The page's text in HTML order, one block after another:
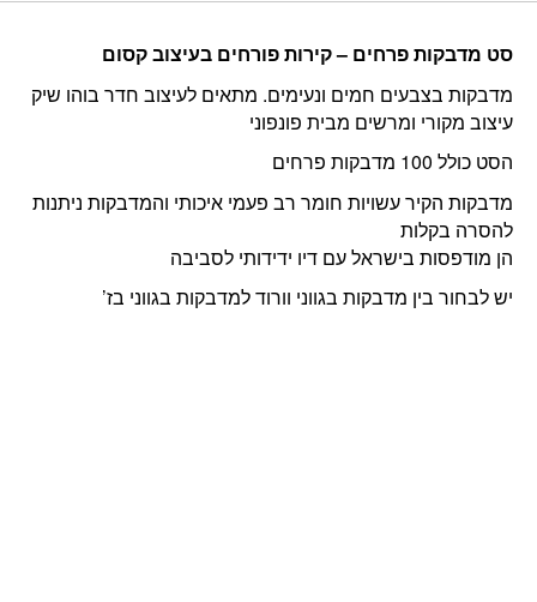
סט מדבקות פרחים – קירות פורחים בעיצוב קסום
מדבקות בצבעים חמים ונעימים. מתאים לעיצוב חדר בוהו שיק
עיצוב מקורי ומרשים מבית פונפוני
הסט כולל 100 מדבקות פרחים
מדבקות הקיר עשויות חומר רב פעמי איכותי והמדבקות ניתנות
להסרה בקלות
הן מודפסות בישראל עם דיו ידידותי לסביבה
יש לבחור בין מדבקות בגווני וורוד למדבקות בגווני בז’